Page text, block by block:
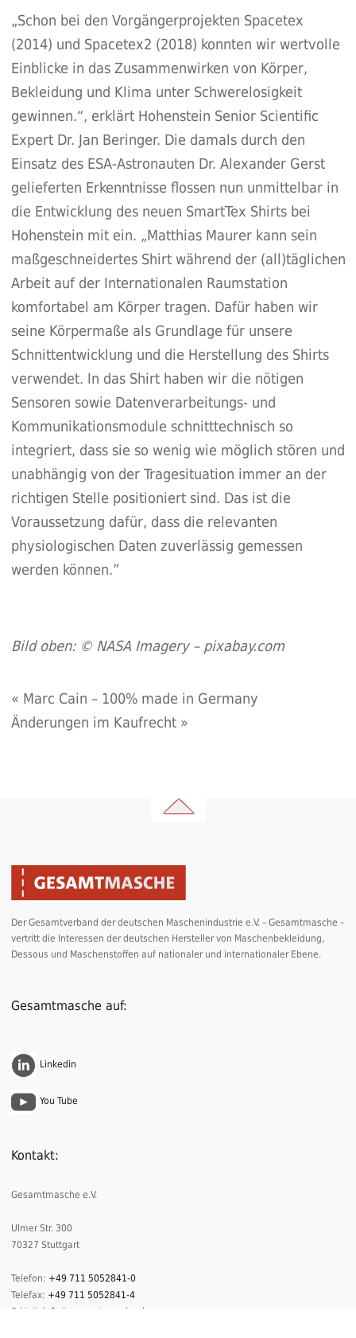
„Schon bei den Vorgängerprojekten Spacetex
(2014) und Spacetex2 (2018) konnten wir wertvolle
Einblicke in das Zusammenwirken von Körper,
Bekleidung und Klima unter Schwerelosigkeit
gewinnen.“, erklärt Hohenstein Senior Scientific
Expert Dr. Jan Beringer. Die damals durch den
Einsatz des ESA-Astronauten Dr. Alexander Gerst
gelieferten Erkenntnisse flossen nun unmittelbar in
die Entwicklung des neuen SmartTex Shirts bei
Hohenstein mit ein. „Matthias Maurer kann sein
maßgeschneidertes Shirt während der (all)täglichen
Arbeit auf der Internationalen Raumstation
komfortabel am Körper tragen. Dafür haben wir
seine Körpermaße als Grundlage für unsere
Schnittentwicklung und die Herstellung des Shirts
verwendet. In das Shirt haben wir die nötigen
Sensoren sowie Datenverarbeitungs- und
Kommunikationsmodule schnitttechnisch so
integriert, dass sie so wenig wie möglich stören und
unabhängig von der Tragesituation immer an der
richtigen Stelle positioniert sind. Das ist die
Voraussetzung dafür, dass die relevanten
physiologischen Daten zuverlässig gemessen
werden können.”
Bild oben: © NASA Imagery – pixabay.com
« Marc Cain – 100% made in Germany
Änderungen im Kaufrecht»
Der Gesamtverband der deutschen Maschenindustrie e.V. – Gesamtmasche –
vertritt die Interessen der deutschen Hersteller von Maschenbekleidung,
Dessous und Maschenstoffen auf nationaler und internationaler Ebene.
Gesamtmasche auf:
Linkedin
You Tube
Kontakt:
Gesamtmasche e.V.
Ulmer Str. 300
70327 Stuttgart
Telefon: +49 711 5052841-0
Telefax: +49 711 5052841-4
E-Mail:
info@gesamtmasche.de